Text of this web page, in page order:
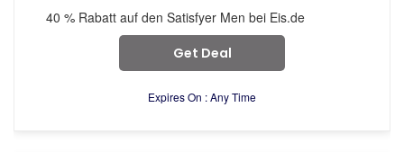
40 % Rabatt auf den Satisfyer Men bei Eis.de
Get Deal
Expires On : Any Time